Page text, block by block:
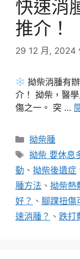
快速消
推介！
29 12 月, 2024
拗柴消腫有辦
介！ 拗柴，醫
傷之一。 突 …
分
類
拗柴腫
標
籤
拗柴 要休息
動 、 拗柴後遺症
腫方法 、 拗柴熱
好？ 、 腳踝扭傷
速消腫？ 、 跌打